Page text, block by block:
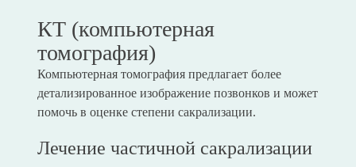
КТ (компьютерная
томография)
Компьютерная томография предлагает более
детализированное изображение позвонков и может
помочь в оценке степени сакрализации.
Лечение частичной сакрализации